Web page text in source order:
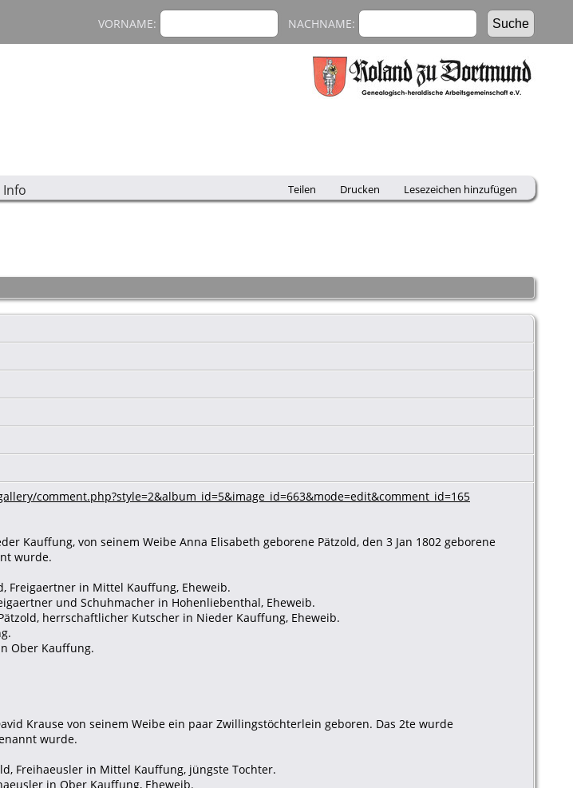
VORNAME: NACHNAME:
Info Teilen Drucken Lesezeichen hinzufügen
comment.php?style=2&album_id=5&image_id=663&mode=edit&comment_id=165
Kauffung, von seinem Weibe Anna Elisabeth geborene Pätzold, den 3 Jan 1802 geborene
wurde.
Freigaertner in Mittel Kauffung, Eheweib.
und Schuhmacher in Hohenliebenthal, Eheweib.
herrschaftlicher Kutscher in Nieder Kauffung, Eheweib.
Ober Kauffung.
Krause von seinem Weibe ein paar Zwillingstöchterlein geboren. Das 2te wurde
wurde.
Freihaeusler in Mittel Kauffung, jüngste Tochter.
in Ober Kauffung, Eheweib.